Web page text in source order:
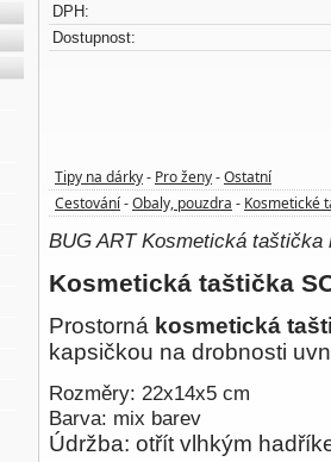
DPH:
Dostupnost:
Tipy na dárky - Pro ženy - Ostatní
Cestování - Obaly, pouzdra - Kosmetické
BUG ART Kosmetická
Kosmetická taštička
Prostorná kosmetická
kapsičkou na drobnosti
Rozměry: 22x14x5 cm
Barva: mix barev
Údržba: otřít vlhkým